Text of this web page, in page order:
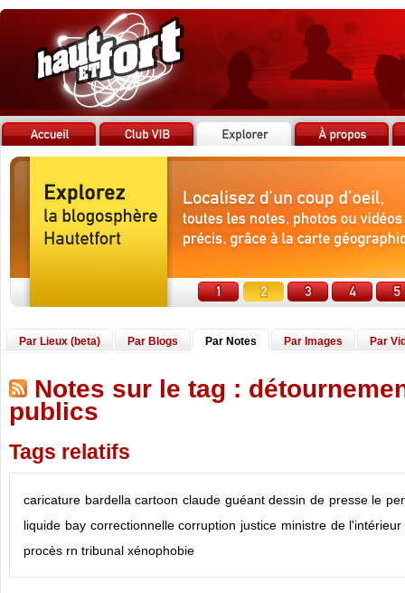
Par Lieux (beta) Par Blogs Par Notes Par Images Par
Notes sur le tag :
publics
Tags relatifs
caricature bardella cartoon claude guéant dessin de presse le
liquide bay correctionnelle corruption justice ministre de l'intérieur
procès rn tribunal xénophobie